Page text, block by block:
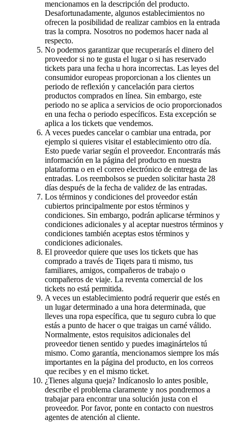
mencionamos en la descripción del producto.
Desafortunadamente, algunos establecimientos no
ofrecen la posibilidad de realizar cambios en la entrada
tras la compra. Nosotros no podemos hacer nada al
respecto.
No podemos garantizar que recuperarás el dinero del
proveedor si no te gusta el lugar o si has reservado
tickets para una fecha u hora incorrectas. Las leyes del
consumidor europeas proporcionan a los clientes un
periodo de reflexión y cancelación para ciertos
productos comprados en línea. Sin embargo, este
periodo no se aplica a servicios de ocio proporcionados
en una fecha o periodo específicos. Esta excepción se
aplica a los tickets que vendemos.
A veces puedes cancelar o cambiar una entrada, por
ejemplo si quieres visitar el establecimiento otro día.
Esto puede variar según el proveedor. Encontrarás más
información en la página del producto en nuestra
plataforma o en el correo electrónico de entrega de las
entradas. Los reembolsos se pueden solicitar hasta 28
días después de la fecha de validez de las entradas.
Los términos y condiciones del proveedor están
cubiertos principalmente por estos términos y
condiciones. Sin embargo, podrán aplicarse términos y
condiciones adicionales y al aceptar nuestros términos y
condiciones también aceptas estos términos y
condiciones adicionales.
El proveedor quiere que uses los tickets que has
comprado a través de Tiqets para ti mismo, tus
familiares, amigos, compañeros de trabajo o
compañeros de viaje. La reventa comercial de los
tickets no está permitida.
A veces un establecimiento podrá requerir que estés en
un lugar determinado a una hora determinada, que
lleves una ropa específica, que tu seguro cubra lo que
estás a punto de hacer o que traigas un carné válido.
Normalmente, estos requisitos adicionales del
proveedor tienen sentido y puedes imaginártelos tú
mismo. Como garantía, mencionamos siempre los más
importantes en la página del producto, en los correos
que recibes y en el mismo ticket.
¿Tienes alguna queja? Indícanoslo lo antes posible,
describe el problema claramente y nos pondremos a
trabajar para encontrar una solución justa con el
proveedor. Por favor, ponte en contacto con nuestros
agentes de atención al cliente.